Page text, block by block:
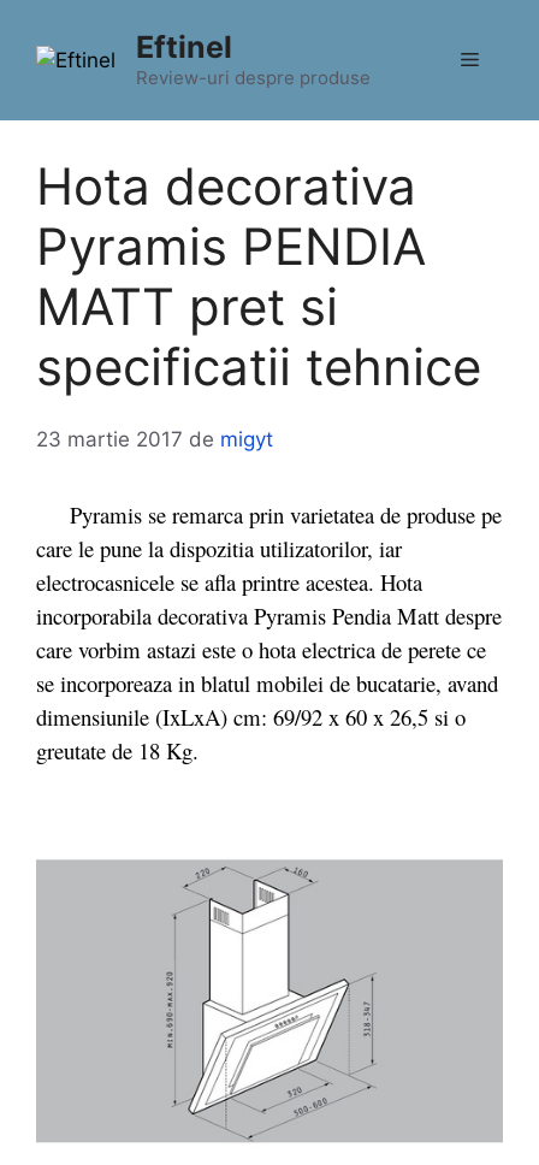
conținut
Eftinel
Review-uri despre produse
Meniu
Hota decorativa
Pyramis PENDIA
MATT pret si
specificatii tehnice
23 martie 2017 de migyt
Pyramis se remarca prin varietatea de produse pe
care le pune la dispozitia utilizatorilor, iar
electrocasnicele se afla printre acestea. Hota
incorporabila decorativa Pyramis Pendia Matt despre
care vorbim astazi este o hota electrica de perete ce
se incorporeaza in blatul mobilei de bucatarie, avand
dimensiunile (IxLxA) cm: 69/92 x 60 x 26,5 si o
greutate de 18 Kg.